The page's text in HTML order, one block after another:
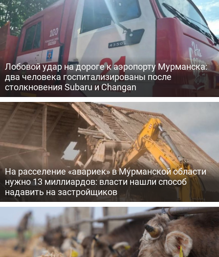
Лобовой удар на дороге к аэропорту Мурманска:
два человека госпитализированы после
столкновения Subaru и Changan
На расселение «авариек» в Мурманской области
нужно 13 миллиардов: власти нашли способ
надавить на застройщиков